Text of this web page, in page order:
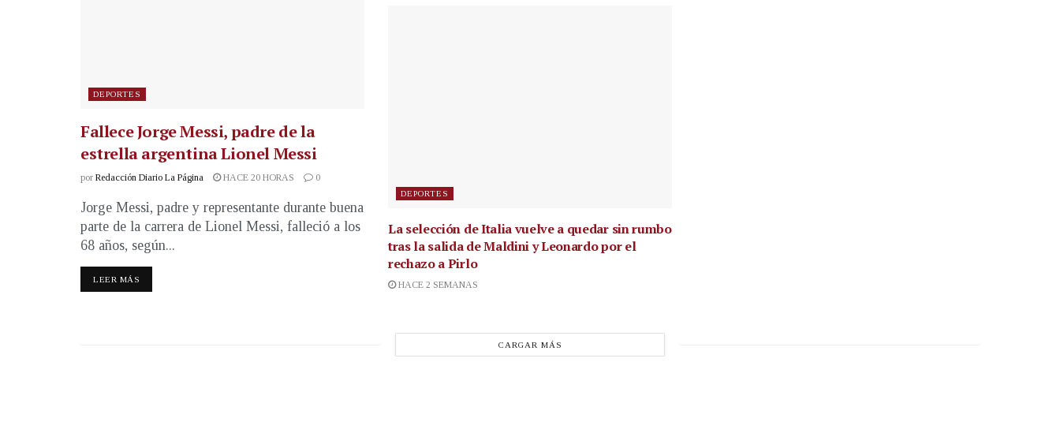
DEPORTES
Fallece Jorge Messi, padre de la
estrella argentina Lionel Messi
por Redacción Diario La Página HACE 20 HORAS 0
Jorge Messi, padre y representante durante buena
parte de la carrera de Lionel Messi, falleció a los
68 años, según...
LEER MÁS
DEPORTES
La selección de Italia vuelve a quedar sin rumbo
tras la salida de Maldini y Leonardo por el
rechazo a Pirlo
HACE 2 SEMANAS
CARGAR MÁS